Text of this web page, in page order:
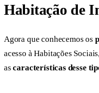
Habitação de
Agora que conhecemos os
acesso à Habitações
ascaracterísticas desse